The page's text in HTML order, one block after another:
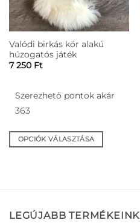
termékoldalon
választhatók
ki
Valódi birkás kör alakú
húzogatós játék
7 250 Ft
Szerezhető pontok akár
363
OPCIÓK VÁLASZTÁSA
van.
LEGÚJABB TERMÉKEINK